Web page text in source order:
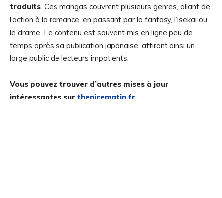
traduits. Ces mangas couvrent plusieurs genres, allant de
l’action à la romance, en passant par la fantasy, l’isekai ou
le drame. Le contenu est souvent mis en ligne peu de
temps après sa publication japonaise, attirant ainsi un
large public de lecteurs impatients.
Vous pouvez trouver d’autres mises à jour
intéressantes sur thenicematin.fr